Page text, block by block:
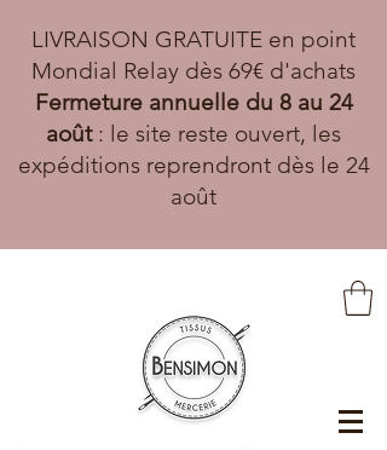
LIVRAISON GRATUITE en point
Mondial Relay dès 69€ d'achats
Fermeture annuelle du 8 au 24
août: le site reste ouvert, les
expéditions reprendront dès le 24
août